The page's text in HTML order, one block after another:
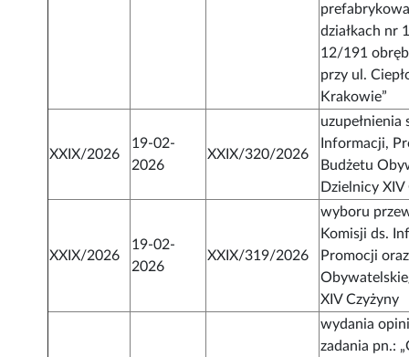
działkach nr
12/191
przy ul.
Krakowie”
XXIX/2026
19-02-
2026
XXIX/320/2026
uzupełnienia
Informacji,
Budżetu
Dzielnicy XIV
XXIX/2026
19-02-
2026
XXIX/319/2026
wyboru
Komisji ds.
Promocji
XIV Czyżyny
wydania
zadania pn.: